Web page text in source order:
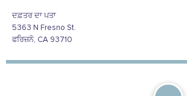
ਦਫ਼ਤਰ ਦਾ ਪਤਾ
5363 N Fresno St.
ਫਰਿਜ਼ਨੋ, CA 93710